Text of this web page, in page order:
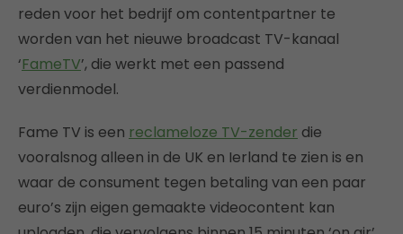
reden voor het bedrijf om contentpartner te
worden van het nieuwe broadcast TV-kanaal
‘FameTV’, die werkt met een passend
verdienmodel.
Fame TV is een reclameloze TV-zender die
vooralsnog alleen in de UK en Ierland te zien is en
waar de consument tegen betaling van een paar
euro’s zijn eigen gemaakte videocontent kan